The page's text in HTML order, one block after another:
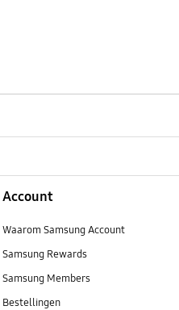
Account
Waarom Samsung Account
Samsung Rewards
Samsung Members
Bestellingen